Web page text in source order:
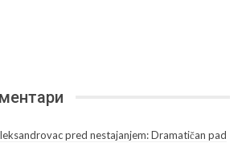
pred nestajanjem: Dramatičan pad